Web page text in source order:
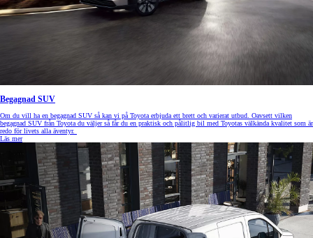
Begagnad SUV
Om du vill ha en begagnad SUV så kan vi på Toyota erbjuda ett brett och varierat utbud. Oavsett vilken
begagnad SUV från Toyota du väljer så får du en praktisk och pålitlig bil med Toyotas välkända kvalitet som är
redo för livets alla äventyr.
Läs mer